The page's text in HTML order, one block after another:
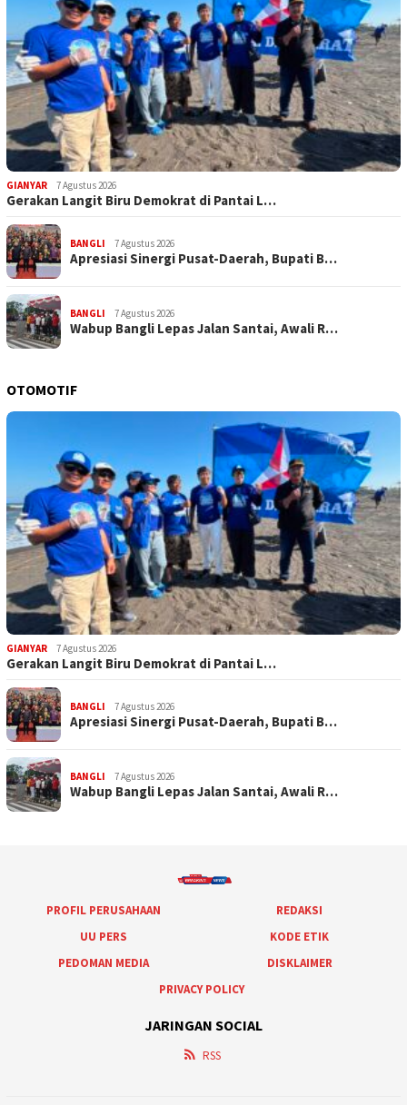
GIANYAR 7 Agustus 2026
Gerakan Langit Biru Demokrat di Pantai L…
BANGLI 7 Agustus 2026
Apresiasi Sinergi Pusat-Daerah, Bupati B…
BANGLI 7 Agustus 2026
Wabup Bangli Lepas Jalan Santai, Awali R…
OTOMOTIF
GIANYAR 7 Agustus 2026
Gerakan Langit Biru Demokrat di Pantai L…
BANGLI 7 Agustus 2026
Apresiasi Sinergi Pusat-Daerah, Bupati B…
BANGLI 7 Agustus 2026
Wabup Bangli Lepas Jalan Santai, Awali R…
PROFIL PERUSAHAAN
REDAKSI
UU PERS
KODE ETIK
PEDOMAN MEDIA
DISKLAIMER
PRIVACY POLICY
JARINGAN SOCIAL
RSS